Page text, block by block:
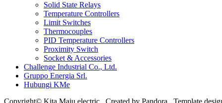
Solid State Relays
Temperature Controllers
Limit Switches
Thermocouples
PID Temperature Controllers
Proximity Switch
Socket & Accessories
Challenge Industrial Co., Ltd.
Gruppo Energia Srl.
Hubungi KMe